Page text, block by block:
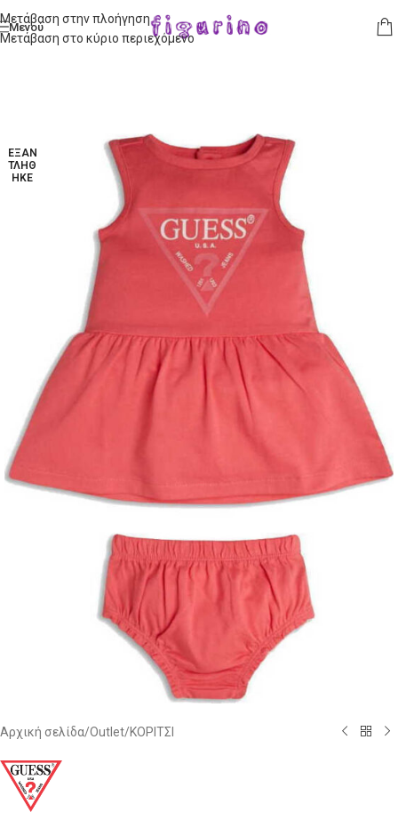
Μετάβαση στην πλοήγηση
Μετάβαση στο κύριο περιεχόμενο
Μενού
ΕΞΑΝ
ΤΛΉΘ
ΗΚΕ
Αρχική σελίδα/Outlet/ΚΟΡΙΤΣΙ